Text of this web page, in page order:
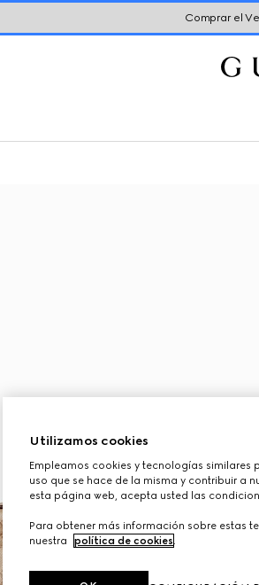
Comprar el
Utilizamos cookies
Empleamos cookies y tecnologías
uso que se hace de la misma y contribuir a
esta página web, acepta usted las
Para obtener más información sobre estas
nuestra
política de cookies.